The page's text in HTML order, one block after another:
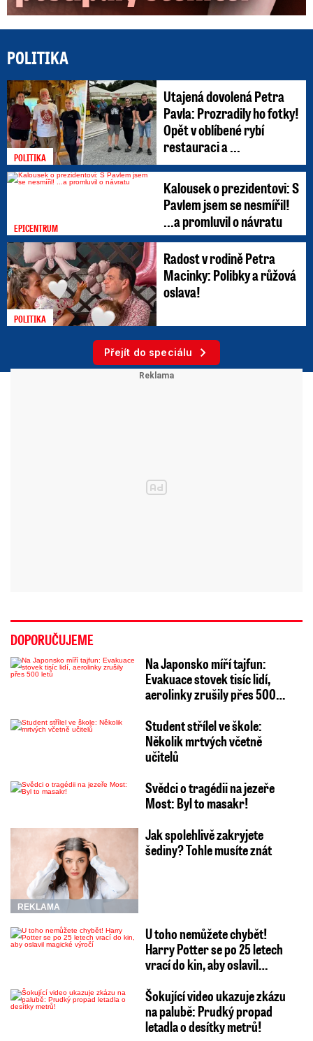
POLITIKA
POLITIKA
Utajená dovolená Petra
Pavla: Prozradily ho fotky!
Opět v oblíbené rybí
restauraci a ...
EPICENTRUM
Kalousek o prezidentovi: S
Pavlem jsem se nesmířil!
...a promluvil o návratu
POLITIKA
Radost v rodině Petra
Macinky: Polibky a růžová
oslava!
Přejít do speciálu
DOPORUČUJEME
Na Japonsko míří tajfun:
Evakuace stovek tisíc lidí,
aerolinky zrušily přes 500…
Student střílel ve škole:
Několik mrtvých včetně
učitelů
Svědci o tragédii na jezeře
Most: Byl to masakr!
REKLAMA
Jak spolehlivě zakryjete
šediny? Tohle musíte znát
U toho nemůžete chybět!
Harry Potter se po 25 letech
vrací do kin, aby oslavil…
Šokující video ukazuje zkázu
na palubě: Prudký propad
letadla o desítky metrů!